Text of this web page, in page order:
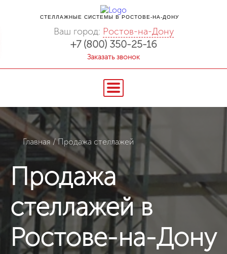
СТЕЛЛАЖНЫЕ СИСТЕМЫ В РОСТОВЕ-НА-ДОНУ
Ваш город: Ростов-на-Дону
+7 (800) 350-25-16
Заказать звонок
Главная / Продажа стеллажей
Продажа
стеллажей в
Ростове-на-Дону